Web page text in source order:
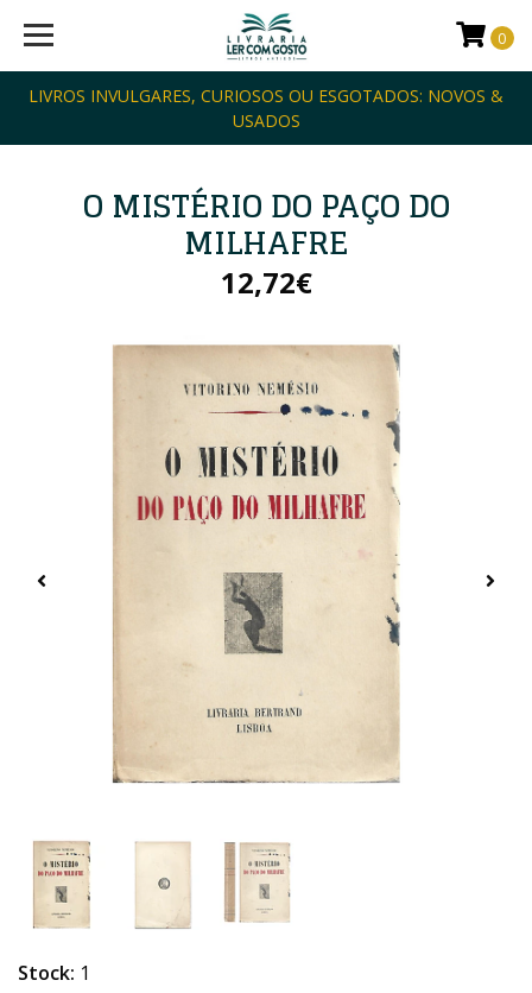
LIVROS INVULGARES, CURIOSOS OU ESGOTADOS: NOVOS &
USADOS
0
O MISTÉRIO DO PAÇO DO
MILHAFRE
12,72€
Stock: 1